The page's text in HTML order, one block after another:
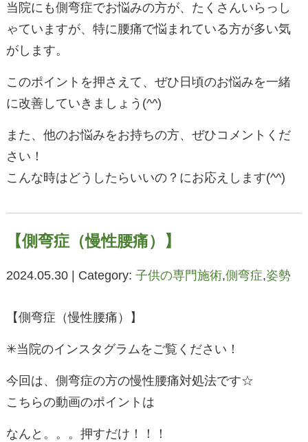
当院にも側弯症でお悩みの方が、たくさんいらっし
ゃていますが、特に腰痛で悩まれている方が多い気
がします。
このポイントを押さえて、ぜひ日頃のお悩みを一緒
に改善していきましょう(^^)
また、他のお悩みをお持ちの方、ぜひコメントくだ
さい！
こんな時はどうしたらいいの？にお応えします(^^)
【側弯症（慢性腰痛）】
2024.05.30 | Category: 子供の専門施術,側弯症,姿勢
【側弯症（慢性腰痛）】
✳︎当院のインスタグラムをご覧ください！
今回は、側弯症の方の慢性腰痛対処法です☆
こちらの動画のポイントは
なんと。。。押すだけ！！！